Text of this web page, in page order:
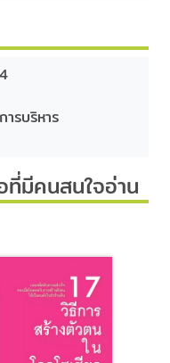
รบริหาร
ที่มีคนสนใจอ่าน